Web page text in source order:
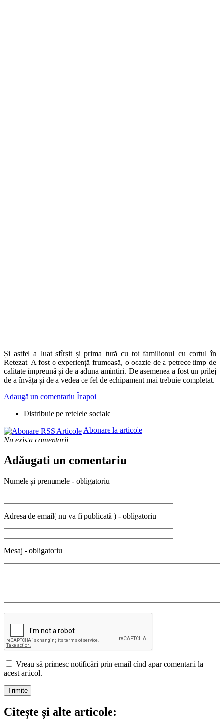
Și astfel a luat sfîrșit și prima tură cu tot familionul cu cortul în
Retezat. A fost o experiență frumoasă, o ocazie de a petrece timp de
calitate împreună și de a aduna amintiri. De asemenea a fost un prilej
de a învăța și de a vedea ce fel de echipament mai trebuie completat.
Adaugă un comentariu Înapoi
Distribuie pe retelele sociale
Abonare la articole
Nu exista comentarii
Adăugati un comentariu
Numele și prenumele - obligatoriu
Adresa de email( nu va fi publicată ) - obligatoriu
Mesaj - obligatoriu
Vreau să primesc notificări prin email cînd apar comentarii la
acest articol.
Citește și alte articole: